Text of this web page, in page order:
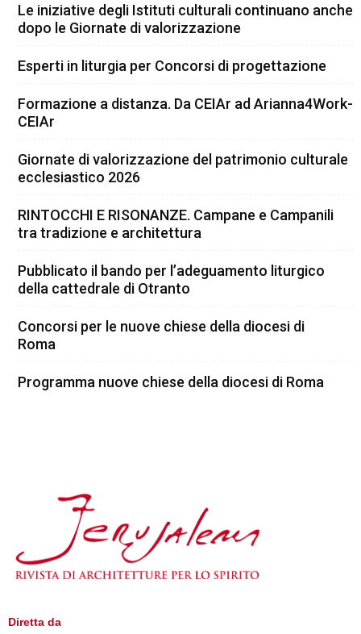
Le iniziative degli Istituti culturali continuano anche
dopo le Giornate di valorizzazione
Esperti in liturgia per Concorsi di progettazione
Formazione a distanza. Da CEIAr ad Arianna4Work-
CEIAr
Giornate di valorizzazione del patrimonio culturale
ecclesiastico 2026
RINTOCCHI E RISONANZE. Campane e Campanili
tra tradizione e architettura
Pubblicato il bando per l’adeguamento liturgico
della cattedrale di Otranto
Concorsi per le nuove chiese della diocesi di
Roma
Programma nuove chiese della diocesi di Roma
Diretta da